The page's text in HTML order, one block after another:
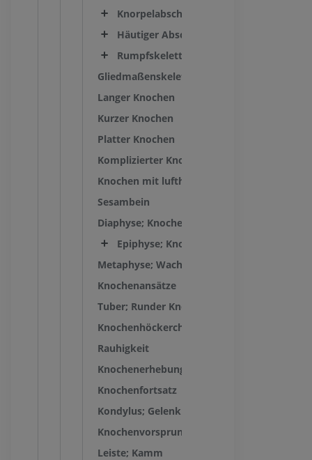
Knorpelabschnitt
Häutiger Abschnitt
Rumpfskelett
Gliedmaßenskelett
Langer Knochen
Kurzer Knochen
Platter Knochen
Komplizierter Knochen
Knochen mit lufthaltigen Zellen
Sesambein
Diaphyse; Knochenmittelstück
Epiphyse; Knochenendstück
Metaphyse; Wachstumszone
Knochenansätze
Tuber; Runder Knochenhöcker
Knochenhöckerchen
Rauhigkeit
Knochenerhebung
Knochenfortsatz
Kondylus; Gelenkknorren
Knochenvorsprung
Leiste; Kamm